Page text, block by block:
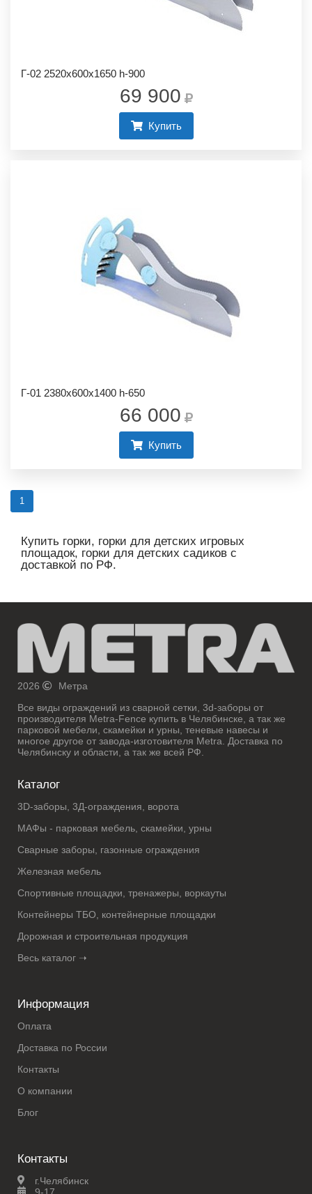
Г-02 2520х600х1650 h-900
69 900
Купить
Г-01 2380х600х1400 h-650
66 000
Купить
1
Купить горки, горки для детских игровых
площадок, горки для детских садиков с
доставкой по РФ.
2026
Метра
Все виды ограждений из сварной сетки, 3d-заборы от
производителя Metra-Fence купить в Челябинске, а так же
парковой мебели, скамейки и урны, теневые навесы и
многое другое от завода-изготовителя Metra. Доставка по
Челябинску и области, а так же всей РФ.
Каталог
3D-заборы, 3Д-ограждения, ворота
МАФы - парковая мебель, скамейки, урны
Сварные заборы, газонные ограждения
Железная мебель
Спортивные площадки, тренажеры, воркауты
Контейнеры ТБО, контейнерные площадки
Дорожная и строительная продукция
Весь каталог ➝
Информация
Оплата
Доставка по России
Контакты
О компании
Блог
Контакты
г.Челябинск